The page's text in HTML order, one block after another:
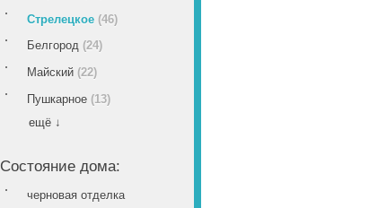
Стрелецкое (46)
Белгород (24)
Майский (22)
Пушкарное (13)
ещё ↓
Состояние дома:
черновая отделка